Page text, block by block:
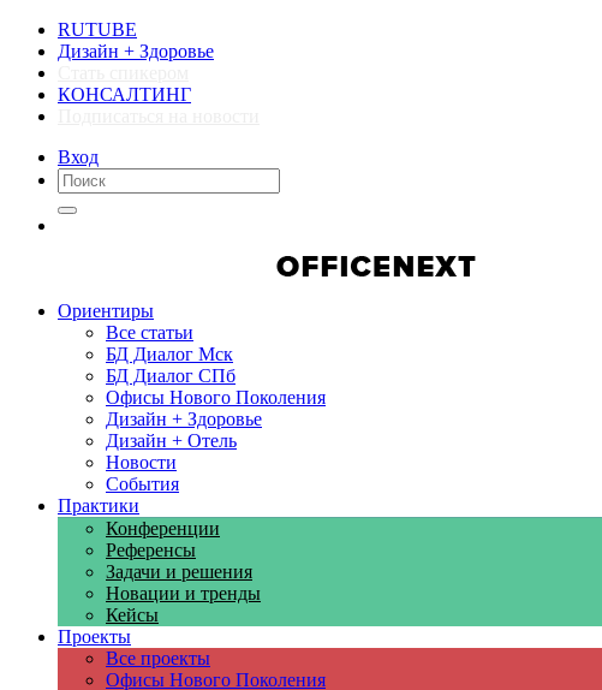
RUTUBE
Дизайн + Здоровье
КОНСАЛТИНГ
Вход
Ориентиры
Все статьи
БД Диалог Мск
БД Диалог СПб
Офисы Нового Поколения
Дизайн + Здоровье
Дизайн + Отель
Новости
События
Практики
Конференции
Референсы
Задачи и решения
Новации и тренды
Кейсы
Проекты
Все проекты
Офисы Нового Поколения